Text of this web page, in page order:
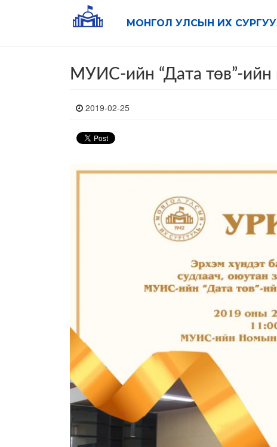
МОНГОЛ УЛСЫН ИХ
МУИС-ийн “Дата төв”-ийн
2019-02-25